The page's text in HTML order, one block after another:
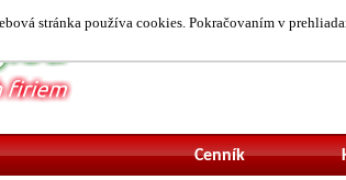
stránka používa cookies. Pokračovaním v
Cenník